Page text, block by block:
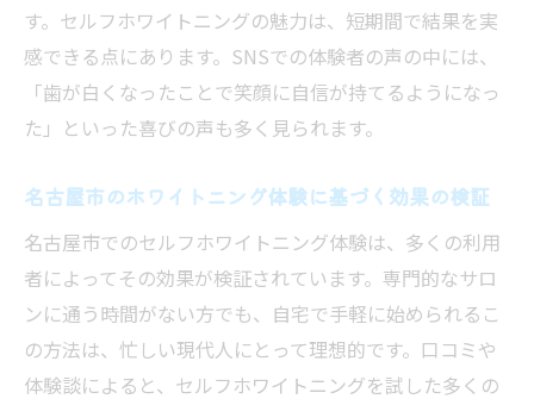
す。セルフホワイトニングの魅力は、短期間で結果を実
感できる点にあります。SNSでの体験者の声の中には、
「歯が白くなったことで笑顔に自信が持てるようになっ
た」といった喜びの声も多く見られます。
名古屋市のホワイトニング体験に基づく効果の検証
名古屋市でのセルフホワイトニング体験は、多くの利用
者によってその効果が検証されています。専門的なサロ
ンに通う時間がない方でも、自宅で手軽に始められるこ
の方法は、忙しい現代人にとって理想的です。口コミや
体験談によると、セルフホワイトニングを試した多くの